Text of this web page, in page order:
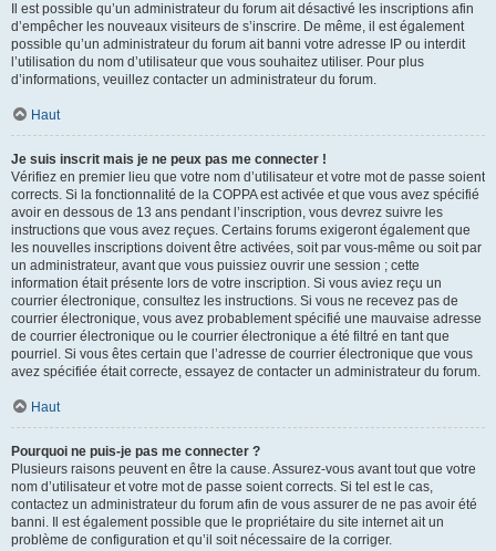
Il est possible qu’un administrateur du forum ait désactivé les inscriptions afin
d’empêcher les nouveaux visiteurs de s’inscrire. De même, il est également
possible qu’un administrateur du forum ait banni votre adresse IP ou interdit
l’utilisation du nom d’utilisateur que vous souhaitez utiliser. Pour plus
d’informations, veuillez contacter un administrateur du forum.
Haut
Je suis inscrit mais je ne peux pas me connecter !
Vérifiez en premier lieu que votre nom d’utilisateur et votre mot de passe soient
corrects. Si la fonctionnalité de la COPPA est activée et que vous avez spécifié
avoir en dessous de 13 ans pendant l’inscription, vous devrez suivre les
instructions que vous avez reçues. Certains forums exigeront également que
les nouvelles inscriptions doivent être activées, soit par vous-même ou soit par
un administrateur, avant que vous puissiez ouvrir une session ; cette
information était présente lors de votre inscription. Si vous aviez reçu un
courrier électronique, consultez les instructions. Si vous ne recevez pas de
courrier électronique, vous avez probablement spécifié une mauvaise adresse
de courrier électronique ou le courrier électronique a été filtré en tant que
pourriel. Si vous êtes certain que l’adresse de courrier électronique que vous
avez spécifiée était correcte, essayez de contacter un administrateur du forum.
Haut
Pourquoi ne puis-je pas me connecter ?
Plusieurs raisons peuvent en être la cause. Assurez-vous avant tout que votre
nom d’utilisateur et votre mot de passe soient corrects. Si tel est le cas,
contactez un administrateur du forum afin de vous assurer de ne pas avoir été
banni. Il est également possible que le propriétaire du site internet ait un
problème de configuration et qu’il soit nécessaire de la corriger.